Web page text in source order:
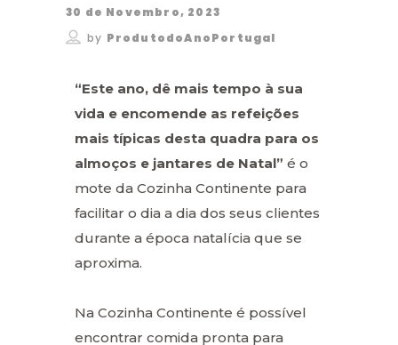
30 de Novembro, 2023
by ProdutodoAnoPortugal
“Este ano, dê mais tempo à sua
vida e encomende as refeições
mais típicas desta quadra para os
almoços e jantares de Natal” é o
mote da Cozinha Continente para
facilitar o dia a dia dos seus clientes
durante a época natalícia que se
aproxima.
Na Cozinha Continente é possível
encontrar comida pronta para